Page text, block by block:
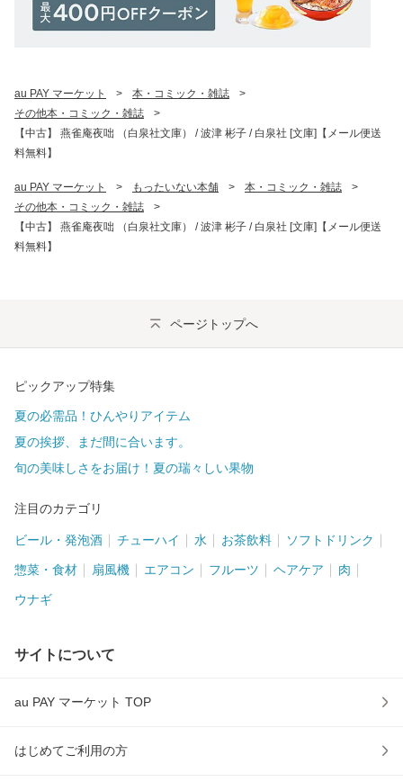
au PAY マーケット > 本・コミック・雑誌
>
その他本・コミック・雑誌
>
【中古】 燕雀庵夜咄 （白泉社文庫） / 波津 彬子 / 白泉社 [文庫]【メール便送
料無料】
au PAY マーケット > もったいない本舗 > 本・コミック・雑誌
>
その他本・コミック・雑誌
>
【中古】 燕雀庵夜咄 （白泉社文庫） / 波津 彬子 / 白泉社 [文庫]【メール便送
料無料】
ページトップへ
ピックアップ特集
夏の必需品！ひんやりアイテム
夏の挨拶、まだ間に合います。
旬の美味しさをお届け！夏の瑞々しい果物
注目のカテゴリ
ビール・発泡酒 チューハイ 水 お茶飲料 ソフトドリンク
惣菜・食材 扇風機 エアコン フルーツ ヘアケア 肉
ウナギ
サイトについて
au PAY マーケット TOP
はじめてご利用の方